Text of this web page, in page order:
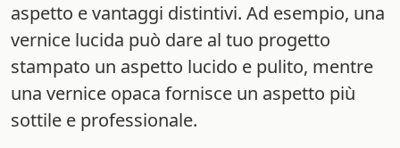
aspetto e vantaggi distintivi. Ad esempio, una
vernice lucida può dare al tuo progetto
stampato un aspetto lucido e pulito, mentre
una vernice opaca fornisce un aspetto più
sottile e professionale.